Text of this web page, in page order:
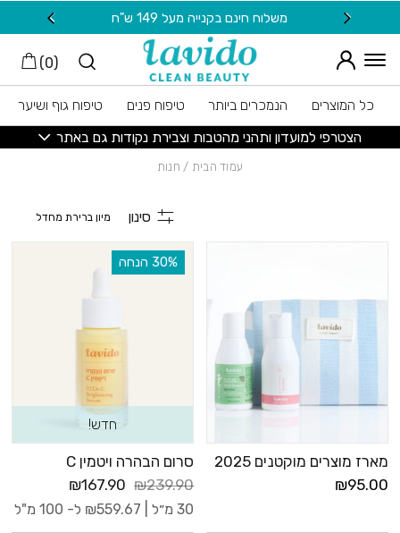
Skip to Contentמשלוח חינם בקנייה מעל 149 ש"ח
(
0
)
כל המוצרים הנמכרים ביותר טיפוח פנים
טיפוח גוף ושיער
הצטרפי למועדון ותהני מהטבות וצבירת נקודות גם באתר
עמוד הבית / חנות
סינון
מארז מוצרים מוקטנים 2025
₪95.00
‫30% הנחה
חדש!
סרום הבהרה ויטמין C
₪239.90
₪167.90
30 מ״ל | ₪559.67 ל- 100 מ"ל
בחזרה למעלה